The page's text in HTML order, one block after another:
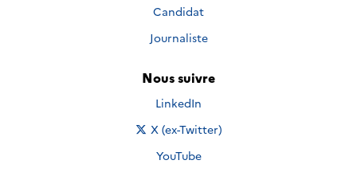
Candidat
Journaliste
Nous suivre
Nous suivre sur
LinkedIn
Nous suivre sur
X (ex-Twitter)
Nous suivre sur
YouTube